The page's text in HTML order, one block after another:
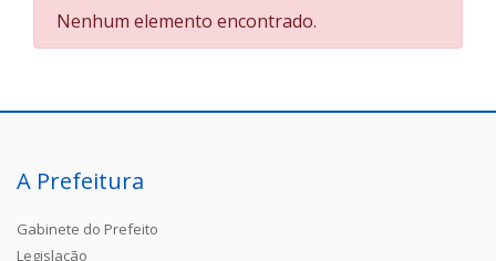
Nenhum elemento encontrado.
A Prefeitura
Gabinete do Prefeito
Legislação